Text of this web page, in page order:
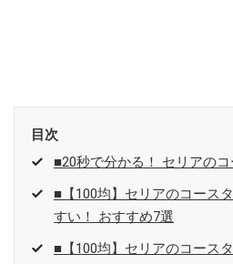
目次
■20秒で分かる！ セリアの
■【100均】セリアのコース
すい！ おすすめ7選
■【100均】セリアのコース